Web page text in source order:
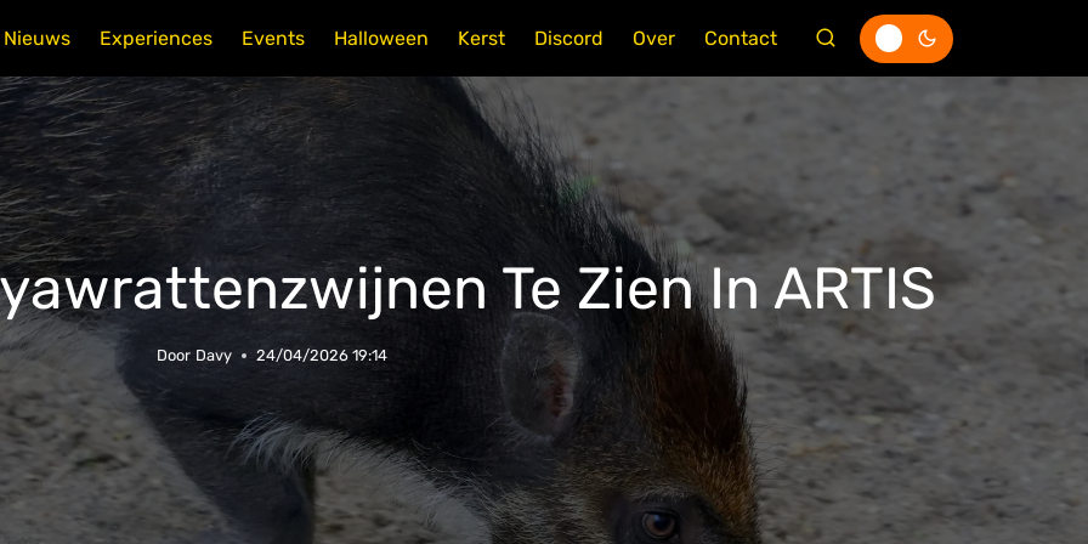
Nieuws Experiences Events Halloween Kerst Discord Over Contact
Te Zien In ARTIS
Door Davy 24/04/2026 19:14